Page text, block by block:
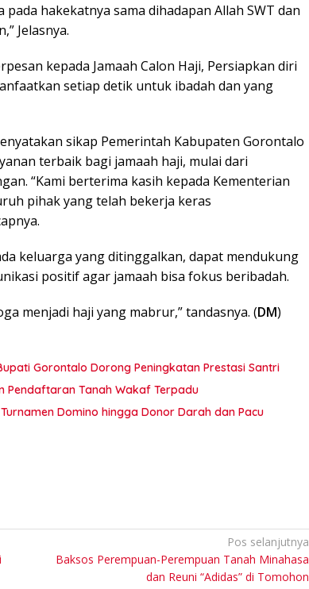
hakekatnya sama dihadapan Allah SWT dan
Jelasnya.
kepada Jamaah Calon Haji, Persiapkan diri
setiap detik untuk ibadah dan yang
sikap Pemerintah Kabupaten Gorontalo
terbaik bagi jamaah haji, mulai dari
“Kami berterima kasih kepada Kementerian
pihak yang telah bekerja keras
keluarga yang ditinggalkan, dapat mendukung
positif agar jamaah bisa fokus beribadah.
menjadi haji yang mabrur,” tandasnya. (DM)
Gorontalo Dorong Peningkatan Prestasi Santri
Pendaftaran Tanah Wakaf Terpadu
Domino hingga Donor Darah dan Pacu
Pos selanjutnya
Baksos Perempuan-Perempuan Tanah Minahasa
dan Reuni “Adidas” di Tomohon